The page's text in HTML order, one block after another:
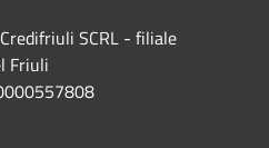
SCRL - filiale
Friuli